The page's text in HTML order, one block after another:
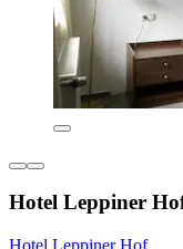
Hotel Leppiner
Hotel Leppiner Hof